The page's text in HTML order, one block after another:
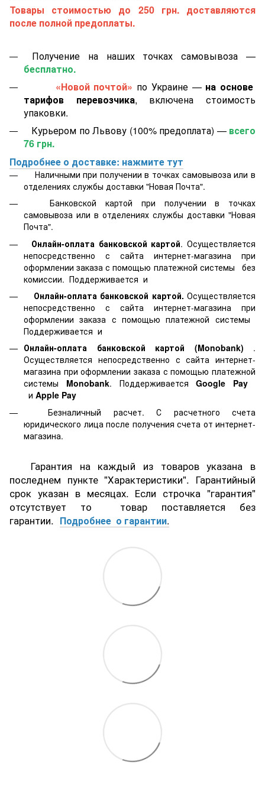
Товары стоимостью до 250 грн. доставляются
после полной предоплаты.
Получение на наших точках самовывоза —
бесплатно.
«Новой почтой» по Украине — на основе
тарифов перевозчика, включена стоимость
упаковки.
Курьером по Львову (100% предоплата) — всего
76 грн.
Подробнее о доставке: нажмите тут
Наличными при получении в точках самовывоза или в
отделениях службы доставки "Новая Почта".
Банковской картой при получении в точках
самовывоза или в отделениях службы доставки "Новая
Почта".
Онлайн-оплата банковской картой. Осуществляется
непосредственно с сайта интернет-магазина при
оформлении заказа с помощью платежной системы
без
комиссии. Поддерживается и
Онлайн-оплата банковской картой. Осуществляется
непосредственно с сайта интернет-магазина при
оформлении заказа с помощью платежной системы
Поддерживается и
Онлайн-оплата банковской картой
(Monobank) .
Осуществляется непосредственно с сайта интернет-
магазина при оформлении заказа с помощью платежной
системы Monobank. ПоддерживаетсяGoogle Pay
и Apple Pay
Безналичный расчет. С расчетного счета
юридического лица после получения счета от интернет-
магазина.
Гарантия на каждый из товаров указана в
последнем пункте "Характеристики". Гарантийный
срок указан в месяцах. Если строчка "гарантия"
отсутствует то товар поставляется без
гарантии. Подробнее о гарантии.